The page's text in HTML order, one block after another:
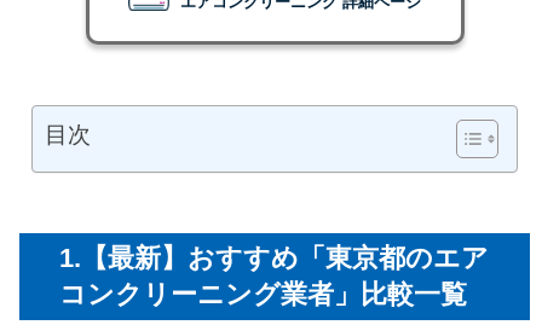
目次
1.【最新】おすすめ「東京都のエア
コンクリーニング業者」比較一覧